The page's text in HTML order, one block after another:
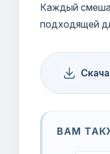
Каждый
подходящей
ВАМ